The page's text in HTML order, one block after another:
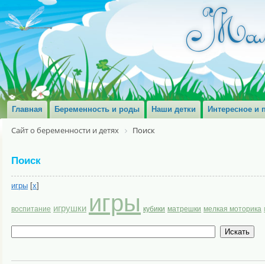
Главная Беременность и роды Наши детки Интересное и
Сайт о беременности и детях Поиск
Поиск
игры [x]
воспитание игрушки игры кубики матрешки мелкая моторика